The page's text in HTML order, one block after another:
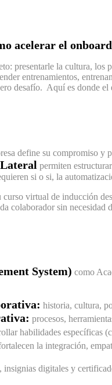
acelerar el
presentarle la cultura,
entrenamientos,
desafío. Aquí es donde
define su compromiso
permiten
si o si, la
virtual de inducción
colaborador sin necesidad
System) como
historia, cultura,
procesos,
habilidades específicas
la integración,
digitales y